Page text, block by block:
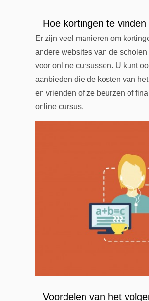
Hoe kortingen te
Er zijn veel manieren om
andere websites van de
voor online cursussen. U kunt
aanbieden die de kosten van
en vrienden of ze beurzen of
online cursus.
Voordelen van het